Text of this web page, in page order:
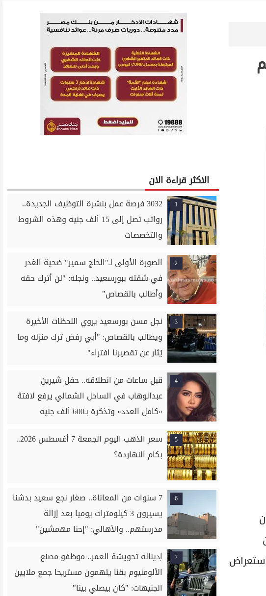
الاكثر قراءة الان
1
3032 فرصة عمل بنشرة التوظيف الجديدة..
رواتب تصل إلى 15 ألف جنيه وهذه الشروط
والتخصصات
2
الصورة الأولى لـ"الحاج سمير" ضحية الغدر
في شقته ببورسعيد.. ونجله: "لن أترك حقه
وأطالب بالقصاص"
3
نجل مسن بورسعيد يروي اللحظات الأخيرة
ويطالب بالقصاص: "أبي رفض ترك منزله وما
يُثار عن تقصيرنا افتراء"
4
قبل ساعات من انطلاقه.. حفل شيرين
عبدالوهاب في الساحل الشمالي يرفع لافتة
«كامل العدد» وتذكرة بـ600 ألف جنيه
5
سعر الذهب اليوم الجمعة 7 أغسطس 2026..
بكام النهاردة؟
6
7 سنوات من المعاناة.. صغار نجع سعيد بدشنا
يسيرون 3 كيلومترات يوميا بعد إزالة
مدرستهم.. والأهالي: "إحنا مهمشين"
7
إديناله تحويشة العمر.. موظفو مصنع
الألومنيوم بقنا يتهمون مستريحا جمع ملايين
الجنيهات: "كان بيصلي بينا"